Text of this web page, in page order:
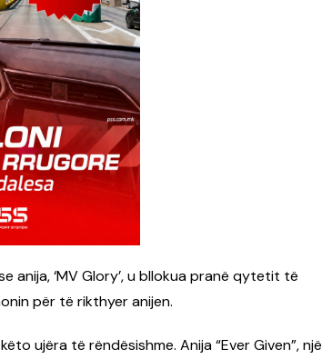
anija, ‘MV Glory’, u bllokua pranë qytetit të
për të rikthyer anijen.
ujëra të rëndësishme. Anija “Ever Given”, një